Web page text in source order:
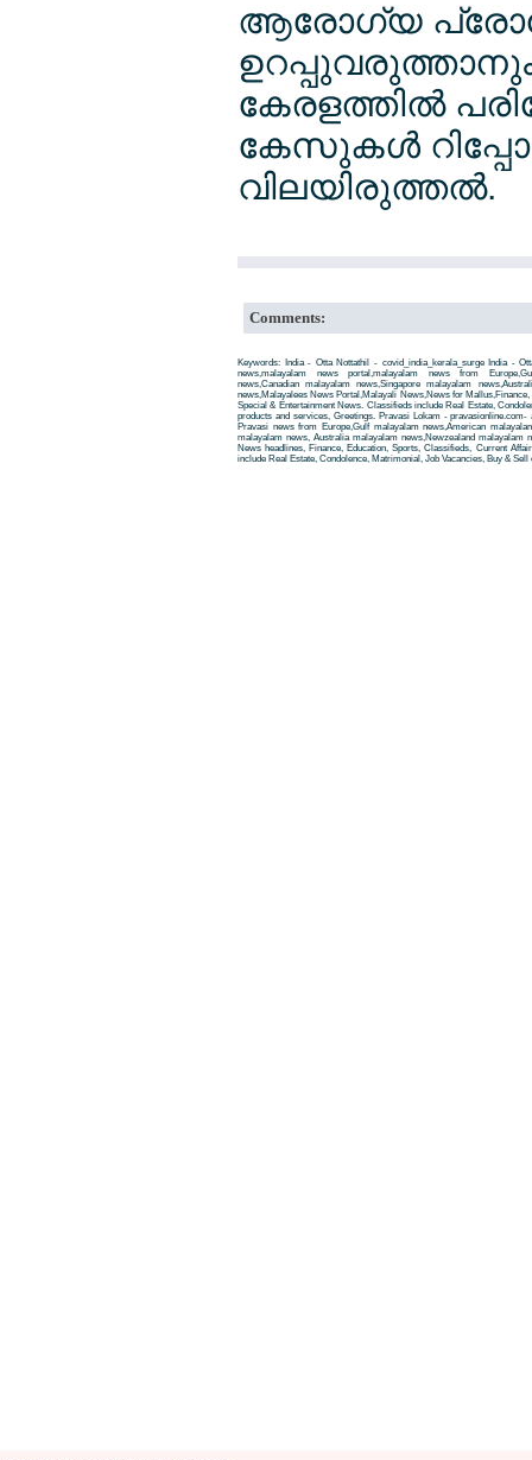
ആരോഗ്യ
ഉറപ്പുവരുത്താനും
കേരളത്തില്‍
കേസുകള്‍
വിലയിരുത്തല്‍.
Comments:
Keywords: India - Otta Nottathil - covid_india_kerala_surge India -
news,malayalam news portal,malayalam news from
news,Canadian malayalam news,Singapore malayalam
news,Malayalees News Portal,Malayali News,News for
Special & Entertainment News. Classifieds include Real Estate,
products and services, Greetings. Pravasi Lokam -
Pravasi news from Europe,Gulf malayalam news,American
malayalam news, Australia malayalam news,Newzealand malayalam
News headlines, Finance, Education, Sports, Classifieds, Current
include Real Estate, Condolence, Matrimonial, Job Vacancies, Buy &